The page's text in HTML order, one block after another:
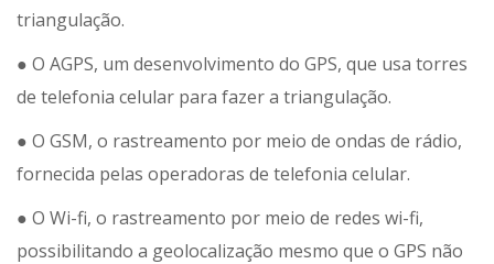
triangulação.
● O AGPS, um desenvolvimento do GPS, que usa torres
de telefonia celular para fazer a triangulação.
● O GSM, o rastreamento por meio de ondas de rádio,
fornecida pelas operadoras de telefonia celular.
● O Wi-fi, o rastreamento por meio de redes wi-fi,
possibilitando a geolocalização mesmo que o GPS não